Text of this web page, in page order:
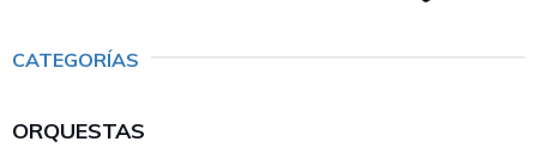
CATEGORÍAS
ORQUESTAS